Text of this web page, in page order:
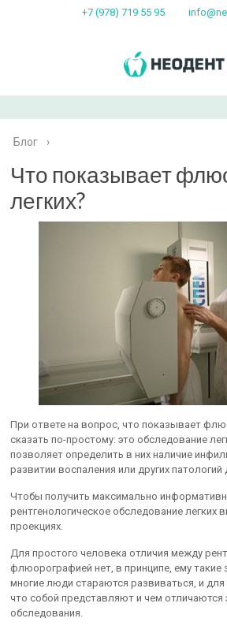
+7 (978) 719 55 95
Блог ›
Что показывает
легких?
При ответе на вопрос, что показывает
сказать по-простому: это обследование
позволяет определить в них наличие
развитии воспаления или других патологий
Чтобы получить максимально
рентгенологическое обследование легких
проекциях.
Для простого человека отличия между
флюорографией нет, в принципе, ему такие
многие люди стараются развиваться, и
что собой представляют и чем отличаются
обследования.